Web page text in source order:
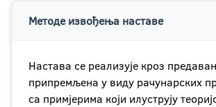
Методе извођења наставе
Настава се реализује кроз
припремљена у виду рачунарских
са примјерима који илуструју